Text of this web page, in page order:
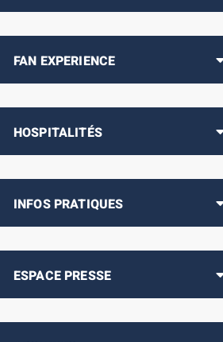
FAN EXPERIENCE
HOSPITALITÉS
INFOS PRATIQUES
ESPACE PRESSE